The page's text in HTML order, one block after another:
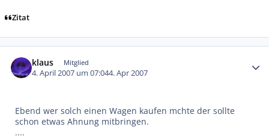
Zitat
klaus Mitglied
4. April 2007 um 07:044. Apr 2007
Ebend wer solch einen Wagen kaufen mchte der sollte
schon etwas Ahnung mitbringen.
....